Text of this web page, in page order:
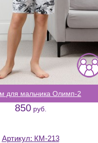
для мальчика Олимп-2
850руб.
Артикул: КМ-213